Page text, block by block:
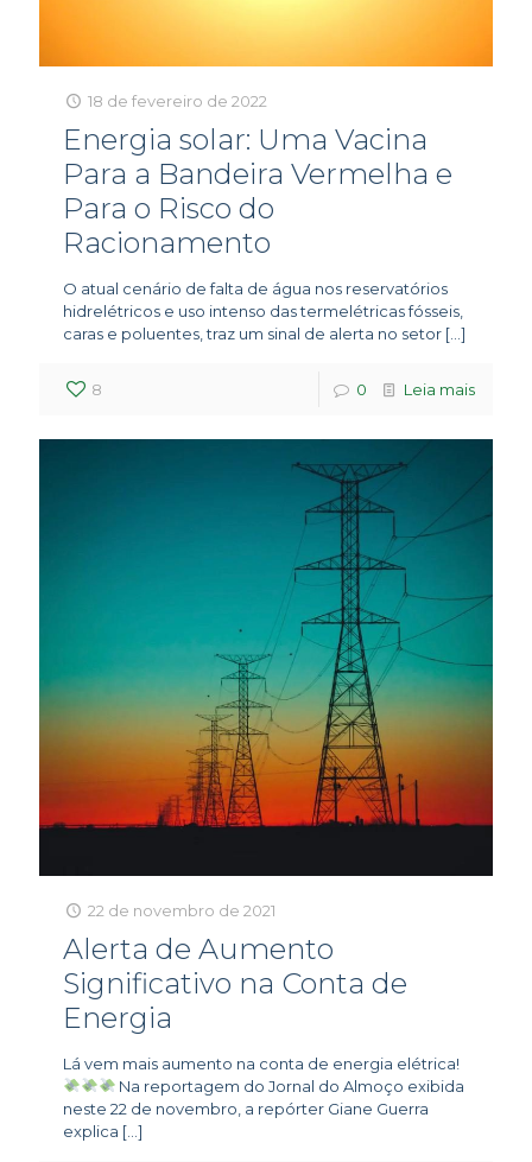
18 de fevereiro de 2022
Energia solar: Uma Vacina
Para a Bandeira Vermelha e
Para o Risco do
Racionamento
O atual cenário de falta de água nos reservatórios
hidrelétricos e uso intenso das termelétricas fósseis,
caras e poluentes, traz um sinal de alerta no setor […]
8 0 Leia mais
22 de novembro de 2021
Alerta de Aumento
Significativo na Conta de
Energia
Lá vem mais aumento na conta de energia elétrica!
Na reportagem do Jornal do Almoço exibida
neste 22 de novembro, a repórter Giane Guerra
explica […]